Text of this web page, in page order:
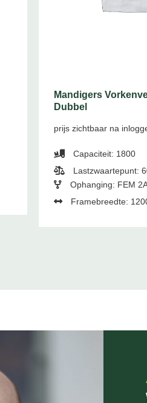
Mandigers
Dubbel
prijs zichtbaar na
Capaciteit: 1800
Lastzwaartepunt:
Ophanging: FEM
Framebreedte: